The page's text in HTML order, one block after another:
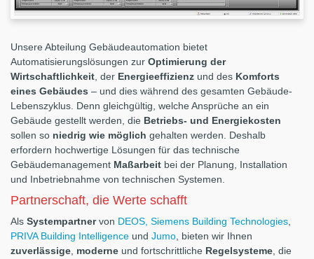
Unsere Abteilung Gebäudeautomation bietet
Automatisierungslösungen zur Optimierung der
Wirtschaftlichkeit, der Energieeffizienz und des Komforts
eines Gebäudes – und dies während des gesamten Gebäude-
Lebenszyklus. Denn gleichgültig, welche Ansprüche an ein
Gebäude gestellt werden, die Betriebs- und Energiekosten
sollen so niedrig wie möglich gehalten werden. Deshalb
erfordern hochwertige Lösungen für das technische
Gebäudemanagement Maßarbeit bei der Planung, Installation
und Inbetriebnahme von technischen Systemen.
Partnerschaft, die Werte schafft
Als Systempartnervon DEOS, Siemens Building Technologies,
PRIVA Building Intelligence und Jumo, bieten wir Ihnen
zuverlässige, moderne und fortschrittliche Regelsysteme, die